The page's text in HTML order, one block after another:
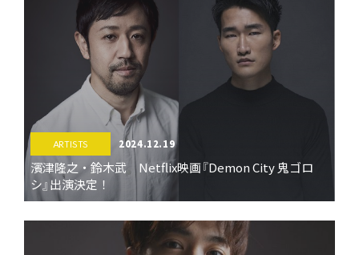
ARTISTS 2024.12.19
濱津隆之・鈴木武 Netflix映画『Demon City 鬼ゴロ
シ』出演決定！